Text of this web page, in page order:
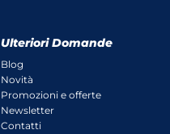
Ulteriori Domande
Blog
Novità
Promozioni e offerte
Newsletter
Contatti